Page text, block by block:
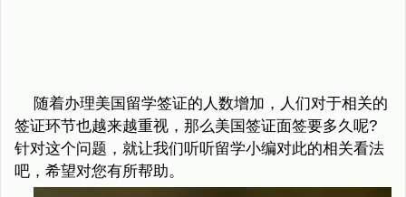
随着办理美国留学签证的人数增加，人们对于相关的
签证环节也越来越重视，那么美国签证面签要多久呢?
针对这个问题，就让我们听听留学小编对此的相关看法
吧，希望对您有所帮助。